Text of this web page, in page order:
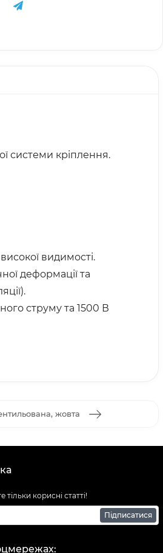
системи кріплення.
видимості.
деформації та
струму та 1500 В
жовта
тільки корисні статті!
Підписатися